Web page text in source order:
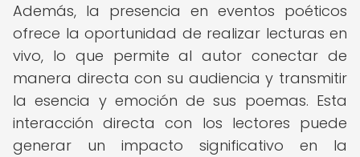
Además, la presencia en eventos poéticos
ofrece la oportunidad de realizar lecturas en
vivo, lo que permite al autor conectar de
manera directa con su audiencia y transmitir
la esencia y emoción de sus poemas. Esta
interacción directa con los lectores puede
generar un impacto significativo en la